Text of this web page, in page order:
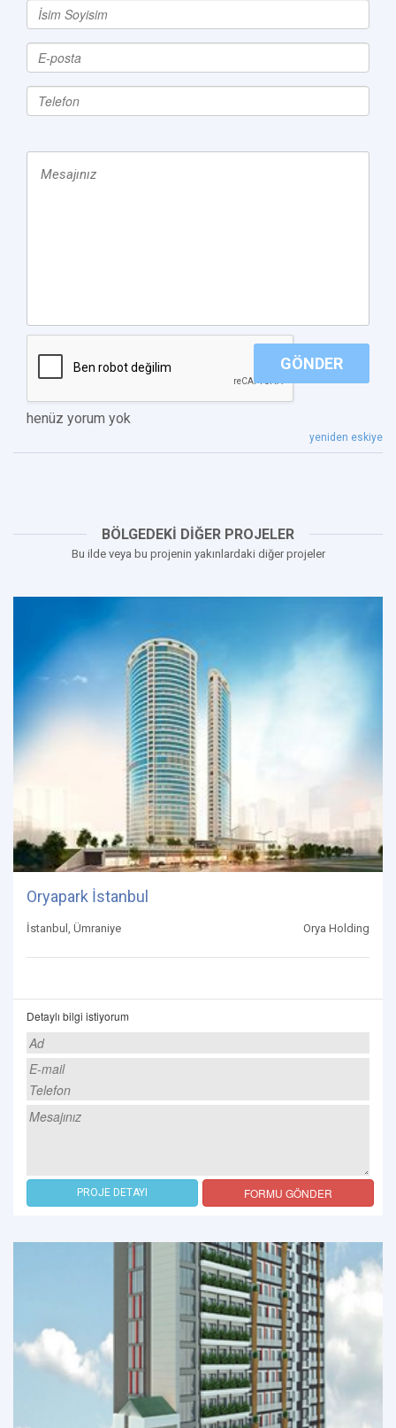
GÖNDER
henüz yorum yok
yeniden eskiye
BÖLGEDEKİ DİĞER PROJELER
Bu ilde veya bu projenin yakınlardaki diğer projeler
Oryapark İstanbul
İstanbul, Ümraniye Orya Holding
Detaylı bilgi istiyorum
PROJE DETAYI FORMU GÖNDER